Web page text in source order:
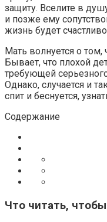
защиту. Вселите в
и позже ему
жизнь будет
Мать волнуется о
Бывает, что плохой
требующей
Однако, случается и
спит и беснуется,
Содержание
Что читать,